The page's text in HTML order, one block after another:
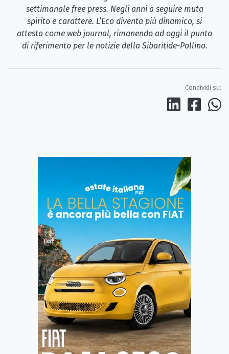
settimanale free press. Negli anni a seguire muta
spirito e carattere. L’Eco diventa più dinamico, si
attesta come web journal, rimanendo ad oggi il punto
di riferimento per le notizie della Sibaritide-Pollino.
Condividi su: